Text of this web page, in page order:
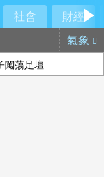
社會
財經
氣象
闖蕩足壇